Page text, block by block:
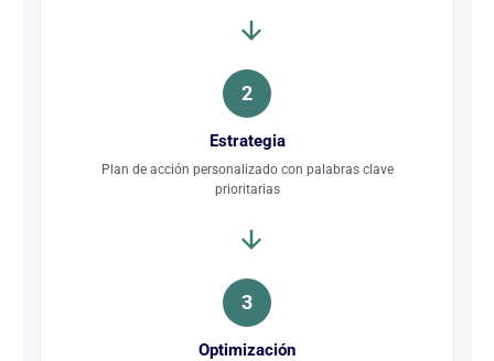
2
Estrategia
Plan de acción personalizado con palabras clave
prioritarias
3
Optimización